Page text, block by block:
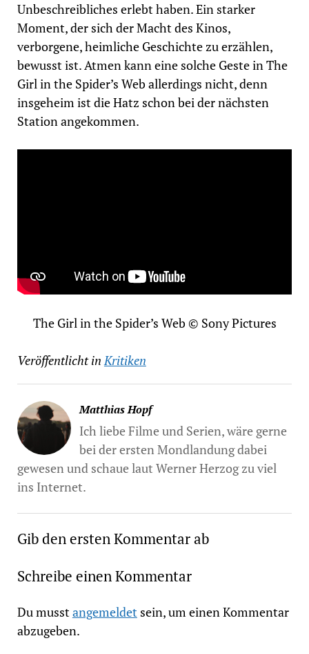
Unbeschreibliches erlebt haben. Ein starker
Moment, der sich der Macht des Kinos,
verborgene, heimliche Geschichte zu erzählen,
bewusst ist. Atmen kann eine solche Geste in The
Girl in the Spider’s Web allerdings nicht, denn
insgeheim ist die Hatz schon bei der nächsten
Station angekommen.
The Girl in the Spider’s Web © Sony Pictures
Veröffentlicht in Kritiken
Matthias Hopf
Ich liebe Filme und Serien, wäre gerne
bei der ersten Mondlandung dabei
gewesen und schaue laut Werner Herzog zu viel
ins Internet.
Gib den ersten Kommentar ab
Schreibe einen Kommentar
Du musstangemeldetsein, um einen Kommentar
abzugeben.